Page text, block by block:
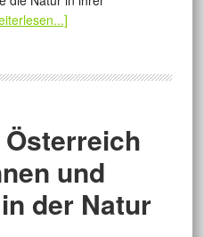
und
der Natur